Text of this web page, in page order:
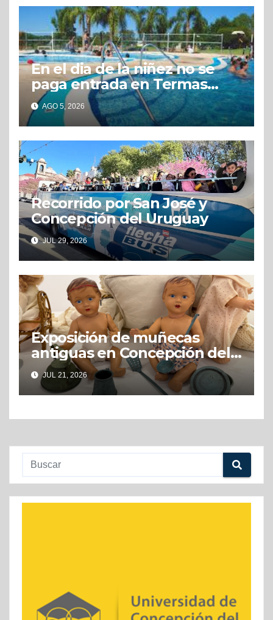
En el dia de la niñez no se
paga entrada en Termas
Concepción
AGO 5, 2026
Recorrido por San José y
Concepción del Uruguay
JUL 29, 2026
Exposición de muñecas
antiguas en Concepción del
Uruguay
JUL 21, 2026